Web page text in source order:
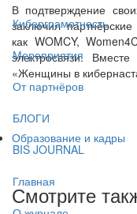
Киберграмотность
Мероприятия
От партнёров
БЛОГИ
BIS JOURNAL
Главная
В подтверждение
заключил
как WOMCY,
электросвязи.
«Женщины в
Образование и кадры
Смотрите